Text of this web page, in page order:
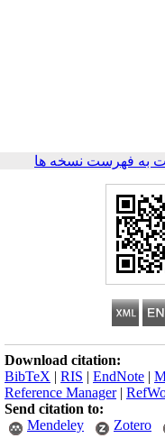
به فهرست نسخه ها
Download citation:
BibTeX | RIS | EndNote |
Reference Manager|
Send citation to:
Mendeley
Zotero